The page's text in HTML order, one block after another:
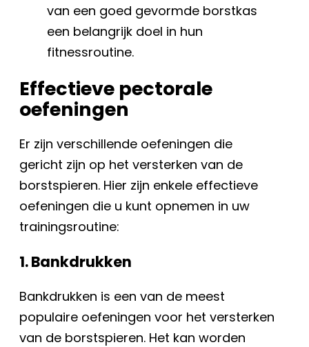
van een goed gevormde borstkas
een belangrijk doel in hun
fitnessroutine.
Effectieve pectorale
oefeningen
Er zijn verschillende oefeningen die
gericht zijn op het versterken van de
borstspieren. Hier zijn enkele effectieve
oefeningen die u kunt opnemen in uw
trainingsroutine:
1. Bankdrukken
Bankdrukken is een van de meest
populaire oefeningen voor het versterken
van de borstspieren. Het kan worden